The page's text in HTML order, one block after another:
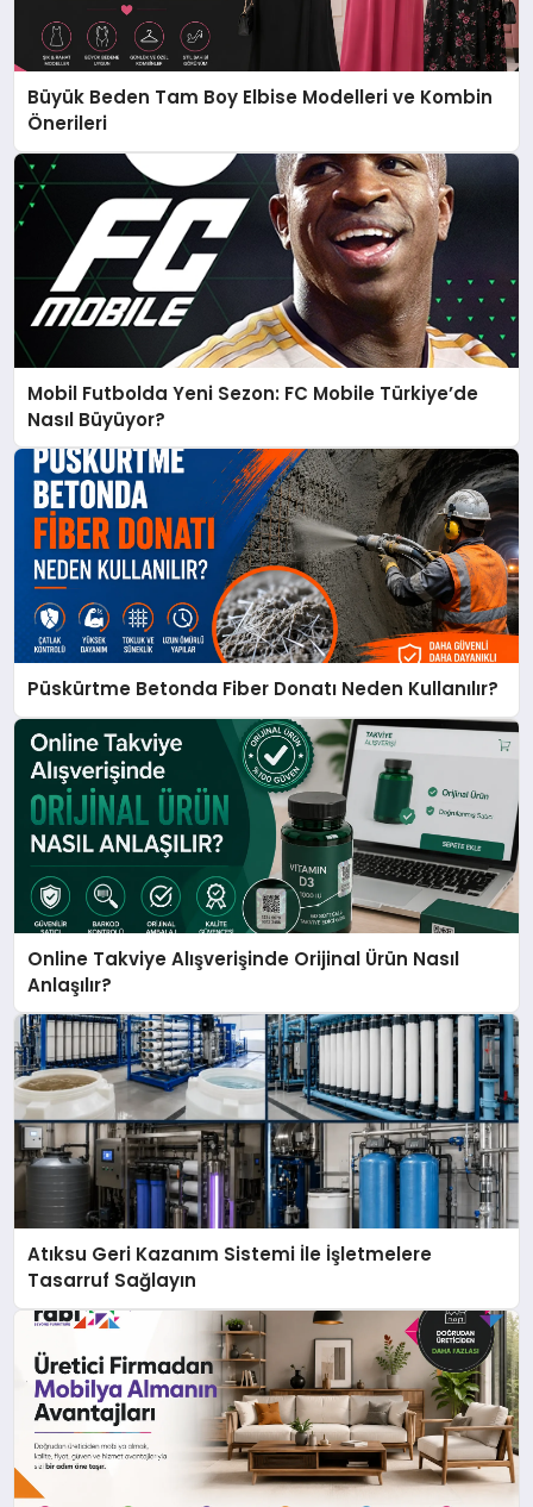
Büyük Beden Tam Boy Elbise Modelleri ve Kombin
Önerileri
Mobil Futbolda Yeni Sezon: FC Mobile Türkiye’de
Nasıl Büyüyor?
Püskürtme Betonda Fiber Donatı Neden Kullanılır?
Online Takviye Alışverişinde Orijinal Ürün Nasıl
Anlaşılır?
Atıksu Geri Kazanım Sistemi İle İşletmelere
Tasarruf Sağlayın